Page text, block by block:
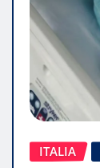
ITALIA